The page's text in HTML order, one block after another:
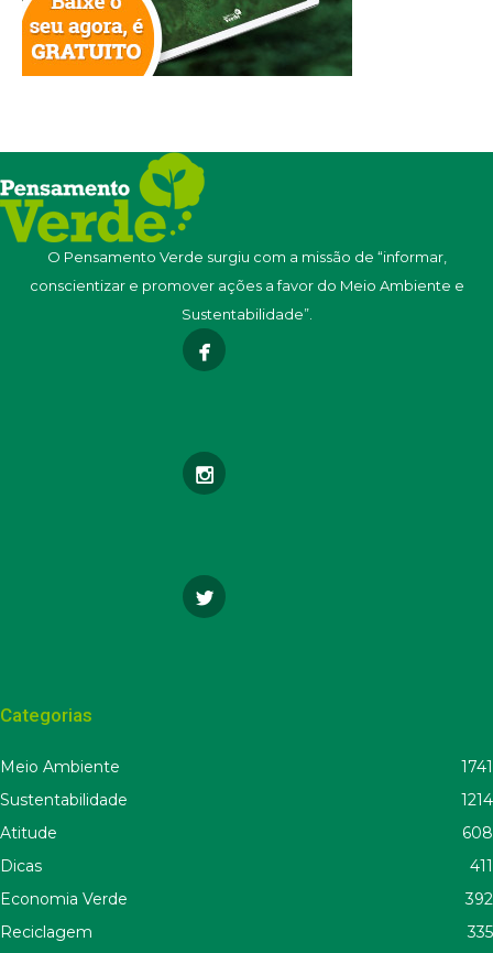
O Pensamento Verde surgiu com a missão de “informar,
conscientizar e promover ações a favor do Meio Ambiente e
Sustentabilidade”.
Categorias
Meio Ambiente
1741
Sustentabilidade
1214
Atitude
608
Dicas
411
Economia Verde
392
Reciclagem
335